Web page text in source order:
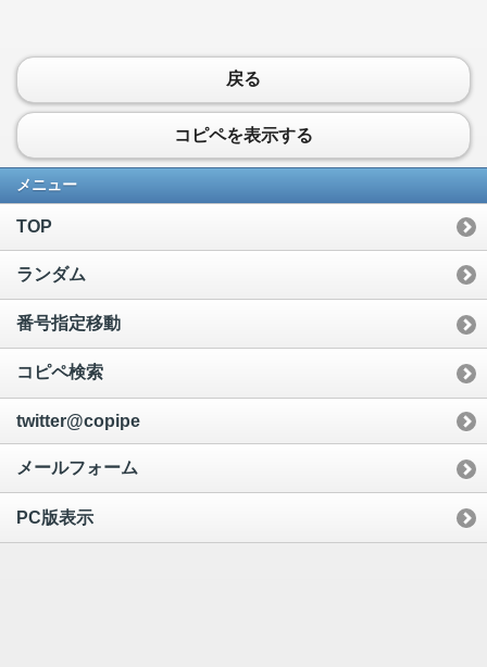
戻る
コピペを表示する
メニュー
TOP
ランダム
番号指定移動
コピペ検索
twitter@copipe
メールフォーム
PC版表示